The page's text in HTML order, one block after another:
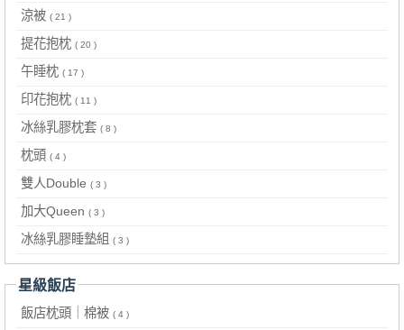
涼被 ( 21 )
提花抱枕 ( 20 )
午睡枕 ( 17 )
印花抱枕 ( 11 )
冰絲乳膠枕套 ( 8 )
枕頭 ( 4 )
雙人Double ( 3 )
加大Queen ( 3 )
冰絲乳膠睡墊組 ( 3 )
星級飯店
飯店枕頭｜棉被 ( 4 )